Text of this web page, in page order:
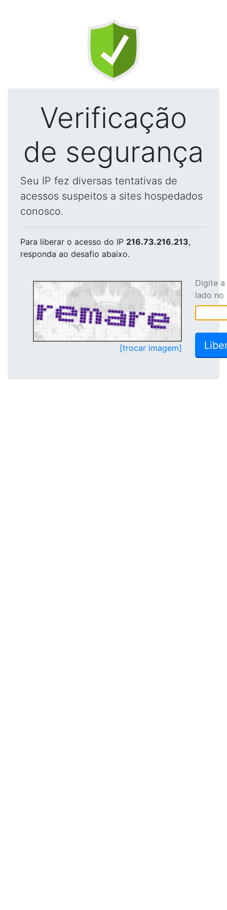
Verificação
de segurança
Seu IP fez diversas tentativas de
acessos suspeitos a sites hospedados
conosco.
Para liberar o acesso do IP 216.73.216.213,
responda ao desafio abaixo.
[trocar imagem]
Digite
lado no